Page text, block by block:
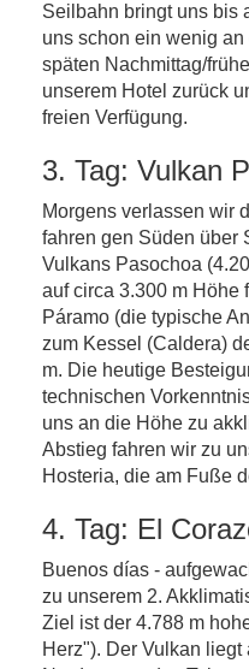
Seilbahn bringt uns bis
uns schon ein wenig
späten Nachmittag/
unserem Hotel zurück
freien Verfügung.
3. Tag: Vulkan
Morgens verlassen wir
fahren gen Süden über
Vulkans Pasochoa
auf circa 3.300 m Höhe
Páramo (die typische
zum Kessel (Caldera)
m. Die heutige
technischen
uns an die Höhe zu
Abstieg fahren wir zu
Hosteria, die am Fuße
4. Tag: El
Buenos días -
zu unserem 2.
Ziel ist der 4.788 m
Herz"). Der Vulkan